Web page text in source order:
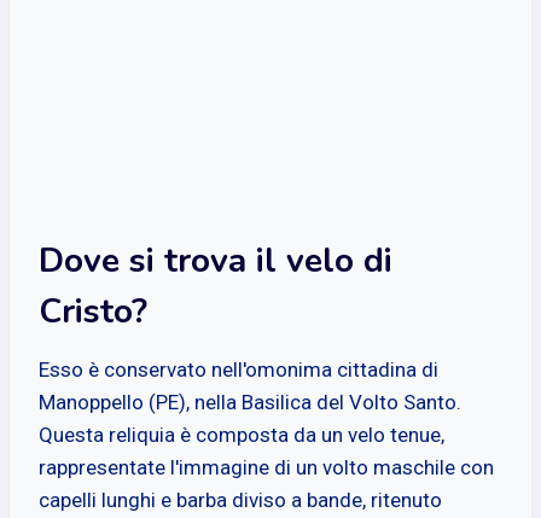
Dove si trova il velo di
Cristo?
Esso è conservato nell'omonima cittadina di
Manoppello (PE), nella Basilica del Volto Santo.
Questa reliquia è composta da un velo tenue,
rappresentate l'immagine di un volto maschile con
capelli lunghi e barba diviso a bande, ritenuto